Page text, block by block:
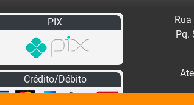
PIX
Crédito/Débito
Pq.